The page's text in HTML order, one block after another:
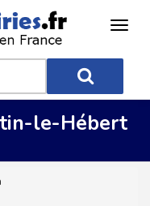
le-Hébert